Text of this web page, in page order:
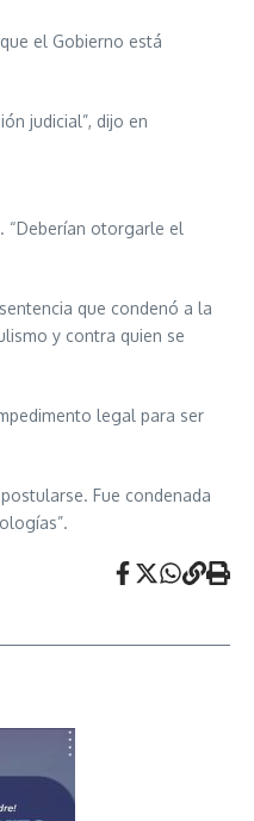
el Gobierno está
judicial”, dijo en
“Deberían otorgarle el
que condenó a la
y contra quien se
legal para ser
Fue condenada